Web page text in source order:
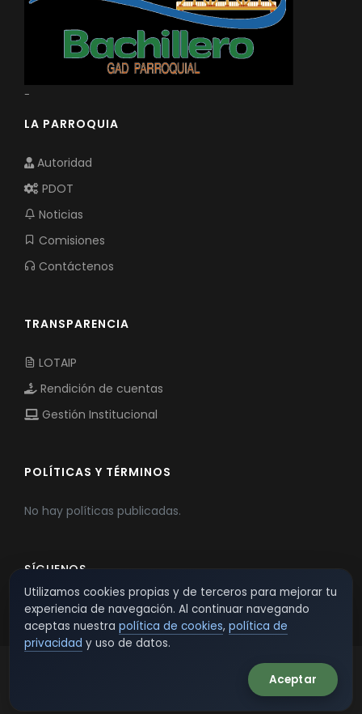
-
LA PARROQUIA
Autoridad
PDOT
Noticias
Comisiones
Contáctenos
TRANSPARENCIA
LOTAIP
Rendición de cuentas
Gestión Institucional
POLÍTICAS Y TÉRMINOS
No hay políticas publicadas.
SÍGUENOS
© 2026 TSW - TecnoServiWeb. All Rights Reserved.
Utilizamos cookies propias y de terceros para mejorar tu
experiencia de navegación. Al continuar navegando
aceptas nuestra política de cookies, política de
privacidad y uso de datos.
Aceptar